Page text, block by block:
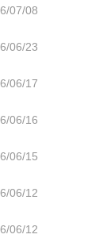
07/08
06/23
06/17
06/16
06/15
06/12
06/12